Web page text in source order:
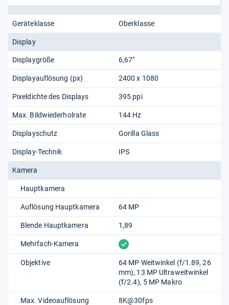
Geräteklasse Oberklasse
Display
Displaygröße 6,67"
Displayauflösung (px) 2400 x 1080
Pixeldichte des Displays 395 ppi
Max. Bildwiederholrate 144 Hz
Displayschutz Gorilla Glass
Display-Technik IPS
Kamera
Hauptkamera
Auflösung Hauptkamera 64 MP
Blende Hauptkamera 1,89
Mehrfach-Kamera vorhanden
Objektive
64 MP Weitwinkel (f/1.89, 26
mm), 13 MP Ultraweitwinkel
(f/2.4), 5 MP Makro
Max. Videoauflösung
8K@30fps